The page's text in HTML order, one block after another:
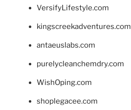
VersifyLifestyle.com
kingscreekadventures.com
antaeuslabs.com
purelycleanchemdry.com
WishOping.com
shoplegacee.com